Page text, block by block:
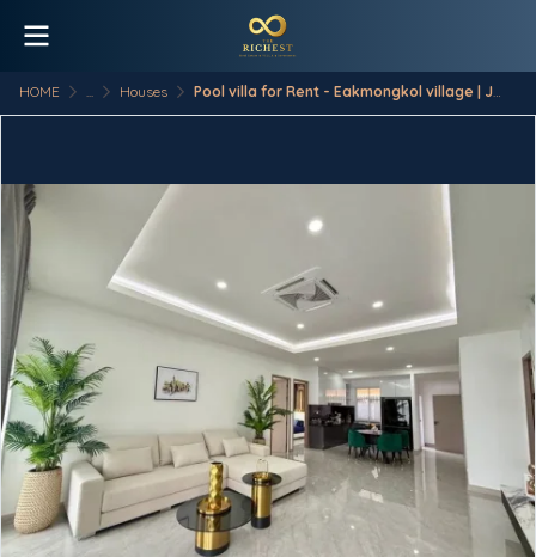
HOME ... Houses Pool villa for Rent - Eakmongkol village | Jomtien